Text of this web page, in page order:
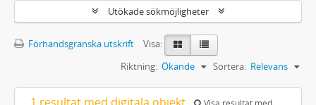
Utökade sökmöjligheter
Förhandsgranska utskrift
Visa:
Sortera: Relevans
Riktning: Ökande
1 resultat med digitala objekt